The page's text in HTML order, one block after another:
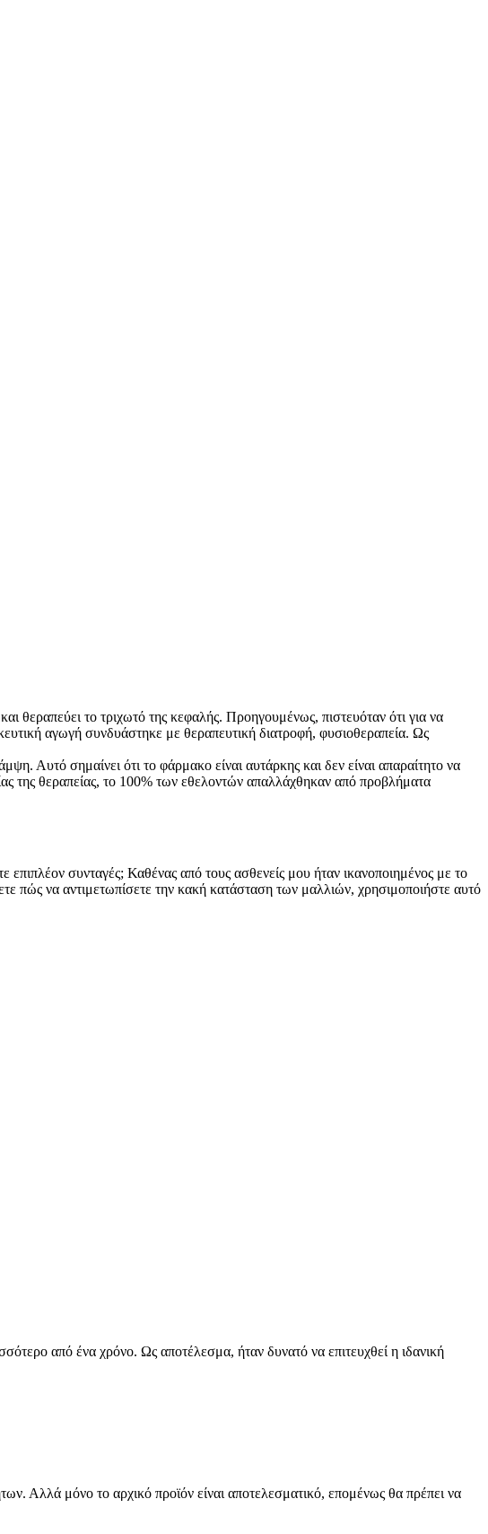
θεραπεύει το τριχωτό της κεφαλής. Προηγουμένως, πιστευόταν ότι για να
αγωγή συνδυάστηκε με θεραπευτική διατροφή, φυσιοθεραπεία. Ως
Αυτό σημαίνει ότι το φάρμακο είναι αυτάρκης και δεν είναι απαραίτητο να
της θεραπείας, το 100% των εθελοντών απαλλάχθηκαν από προβλήματα
συνταγές; Καθένας από τους ασθενείς μου ήταν ικανοποιημένος με το
πώς να αντιμετωπίσετε την κακή κατάσταση των μαλλιών, χρησιμοποιήστε αυτό
από ένα χρόνο. Ως αποτέλεσμα, ήταν δυνατό να επιτευχθεί η ιδανική
Αλλά μόνο το αρχικό προϊόν είναι αποτελεσματικό, επομένως θα πρέπει να